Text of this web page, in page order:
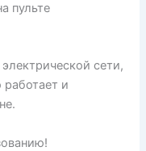
пульте
сети,
работает и